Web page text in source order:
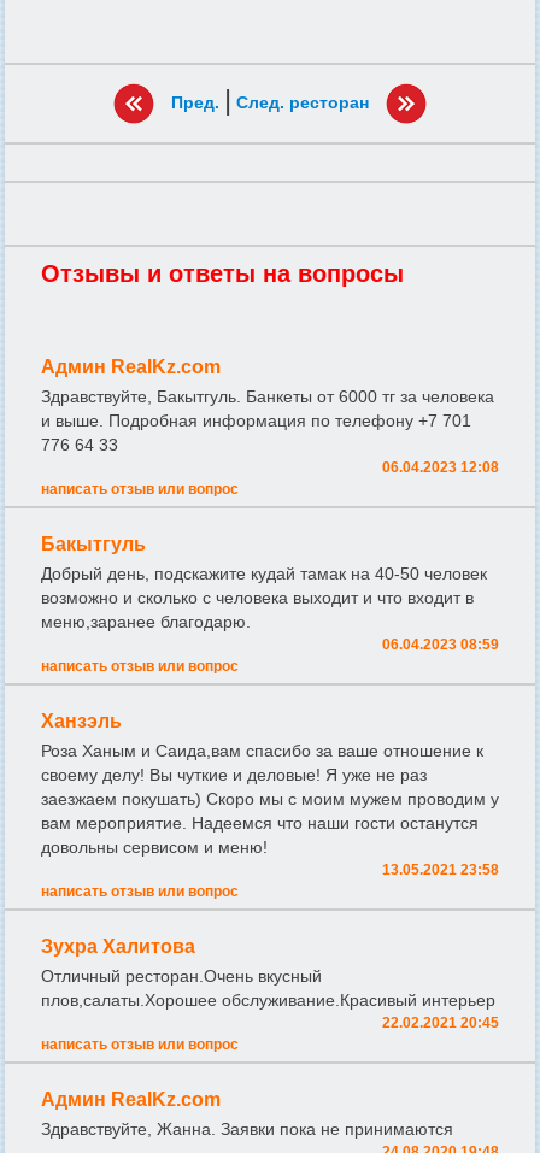
Пред. | След. ресторан
Отзывы и ответы на вопросы
Админ RealKz.com
Здравствуйте, Бакытгуль. Банкеты от 6000 тг за человека
и выше. Подробная информация по телефону +7 701
776 64 33
06.04.2023 12:08
написать отзыв или вопрос
Бакытгуль
Добрый день, подскажите кудай тамак на 40-50 человек
возможно и сколько с человека выходит и что входит в
меню,заранее благодарю.
06.04.2023 08:59
написать отзыв или вопрос
Ханзэль
Роза Ханым и Саида,вам спасибо за ваше отношение к
своему делу! Вы чуткие и деловые! Я уже не раз
заезжаем покушать) Скоро мы с моим мужем проводим у
вам мероприятие. Надеемся что наши гости останутся
довольны сервисом и меню!
13.05.2021 23:58
написать отзыв или вопрос
Зухра Халитова
Отличный ресторан.Очень вкусный
плов,салаты.Хорошее обслуживание.Красивый интерьер
22.02.2021 20:45
написать отзыв или вопрос
Админ RealKz.com
Здравствуйте, Жанна. Заявки пока не принимаются